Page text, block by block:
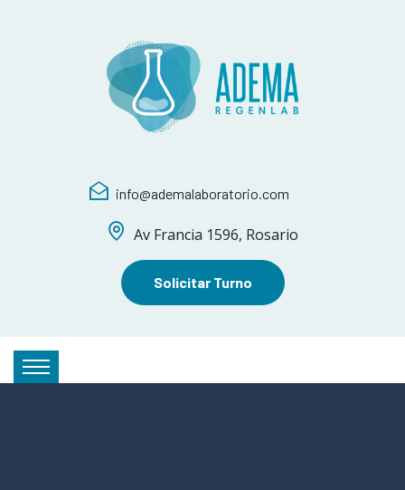
info@ademalaboratorio.com
Av Francia 1596, Rosario
Solicitar Turno